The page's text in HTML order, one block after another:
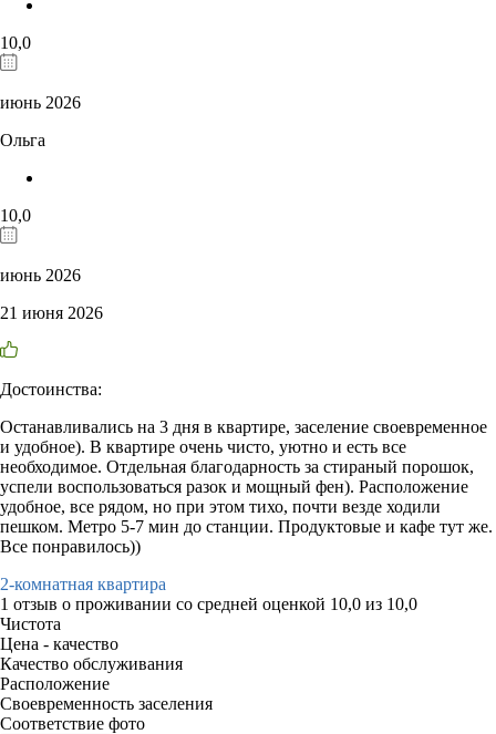
10,0
июнь 2026
Ольга
10,0
июнь 2026
21 июня 2026
Достоинства:
Останавливались на 3 дня в квартире, заселение своевременное
и удобное). В квартире очень чисто, уютно и есть все
необходимое. Отдельная благодарность за стираный порошок,
успели воспользоваться разок и мощный фен). Расположение
удобное, все рядом, но при этом тихо, почти везде ходили
пешком. Метро 5-7 мин до станции. Продуктовые и кафе тут же.
Все понравилось))
2-комнатная квартира
1 отзыв о проживании со средней оценкой 10,0 из 10,0
Чистота
Цена - качество
Качество обслуживания
Расположение
Своевременность заселения
Соответствие фото